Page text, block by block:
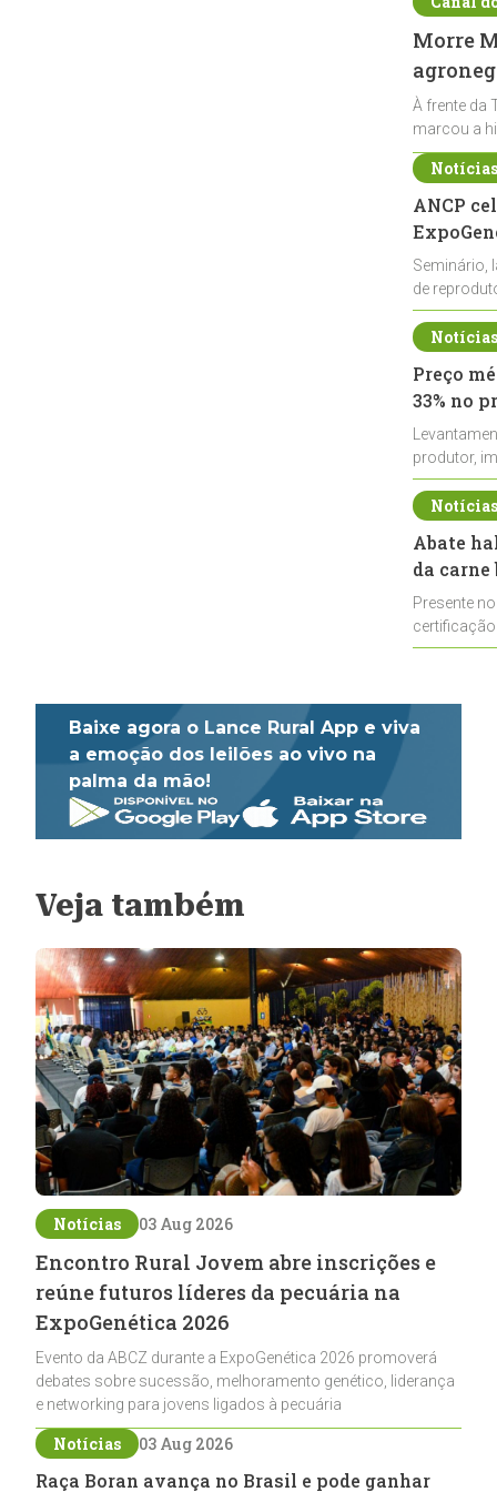
Morre
À frente da
marcou a
ANCP
Seminário,
de
durante a
Preço
33% no
produtor,
de leite cru
Abate
da
Presente
Baixe agora o Lance Rural App e viva
a emoção dos leilões ao vivo na
palma da mão!
Veja também
Notícias 03 Aug 2026
Encontro Rural Jovem abre inscrições e
reúne futuros líderes da pecuária na
ExpoGenética 2026
Evento da ABCZ durante a ExpoGenética 2026 promoverá
debates sobre sucessão, melhoramento genético, liderança
e networking para jovens ligados à pecuária
Notícias 03 Aug 2026
Raça Boran avança no Brasil e pode ganhar